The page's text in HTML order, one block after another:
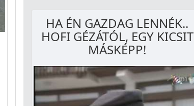
HA ÉN GAZDAG LENNÉK..
HOFI GÉZÁTÓL, EGY KICSIT
MÁSKÉPP!